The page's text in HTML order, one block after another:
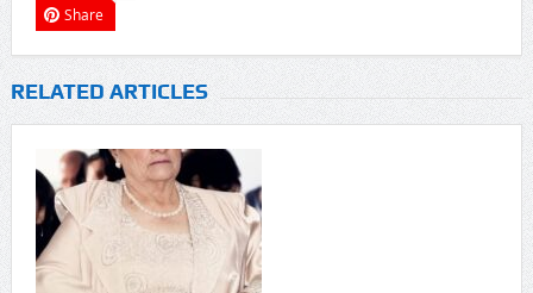
Share
RELATED ARTICLES